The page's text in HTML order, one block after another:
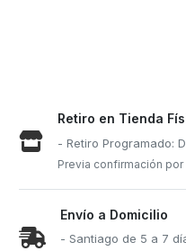
Retiro en Tienda
- Retiro Programado:
Previa confirmación
Envío a Domicilio
- Santiago de 5 a 7